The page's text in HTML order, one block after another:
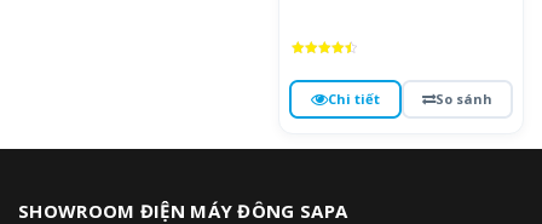
5 saoChi tiết So sánh
SHOWROOM ĐIỆN MÁY ĐÔNG SAPA